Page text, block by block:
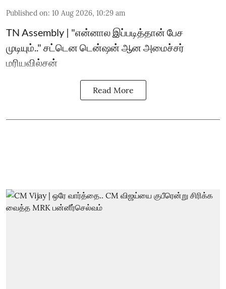
Published on: 10 Aug 2026, 10:29 am
TN Assembly | "என்னால இப்படித்தான் பேச
முடியும்.." சட்டென டென்ஷன் ஆன அமைச்சர்
மரியவில்சன்
Read More